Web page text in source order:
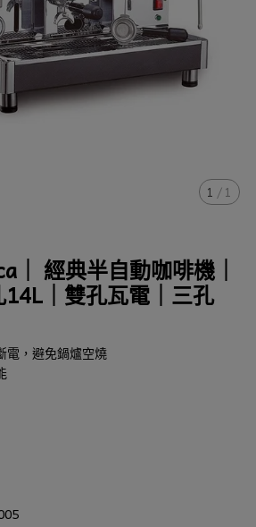
1 /1
｜ 經典半自動咖啡機｜
｜雙孔瓦電｜三孔
，避免鍋爐空燒